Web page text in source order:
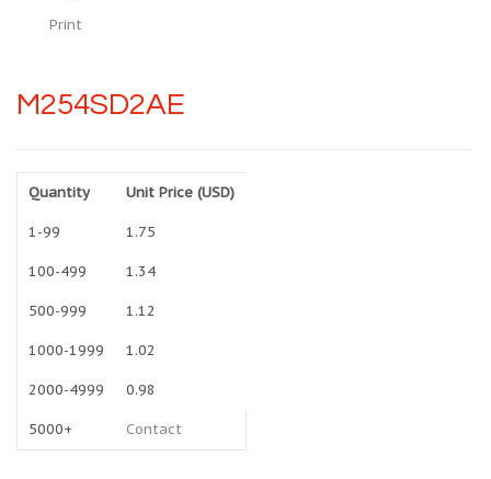
Print
M254SD2AE
Quantity Unit Price (USD)
1-99 1.75
100-499 1.34
500-999 1.12
1000-1999 1.02
2000-4999 0.98
5000+ Contact